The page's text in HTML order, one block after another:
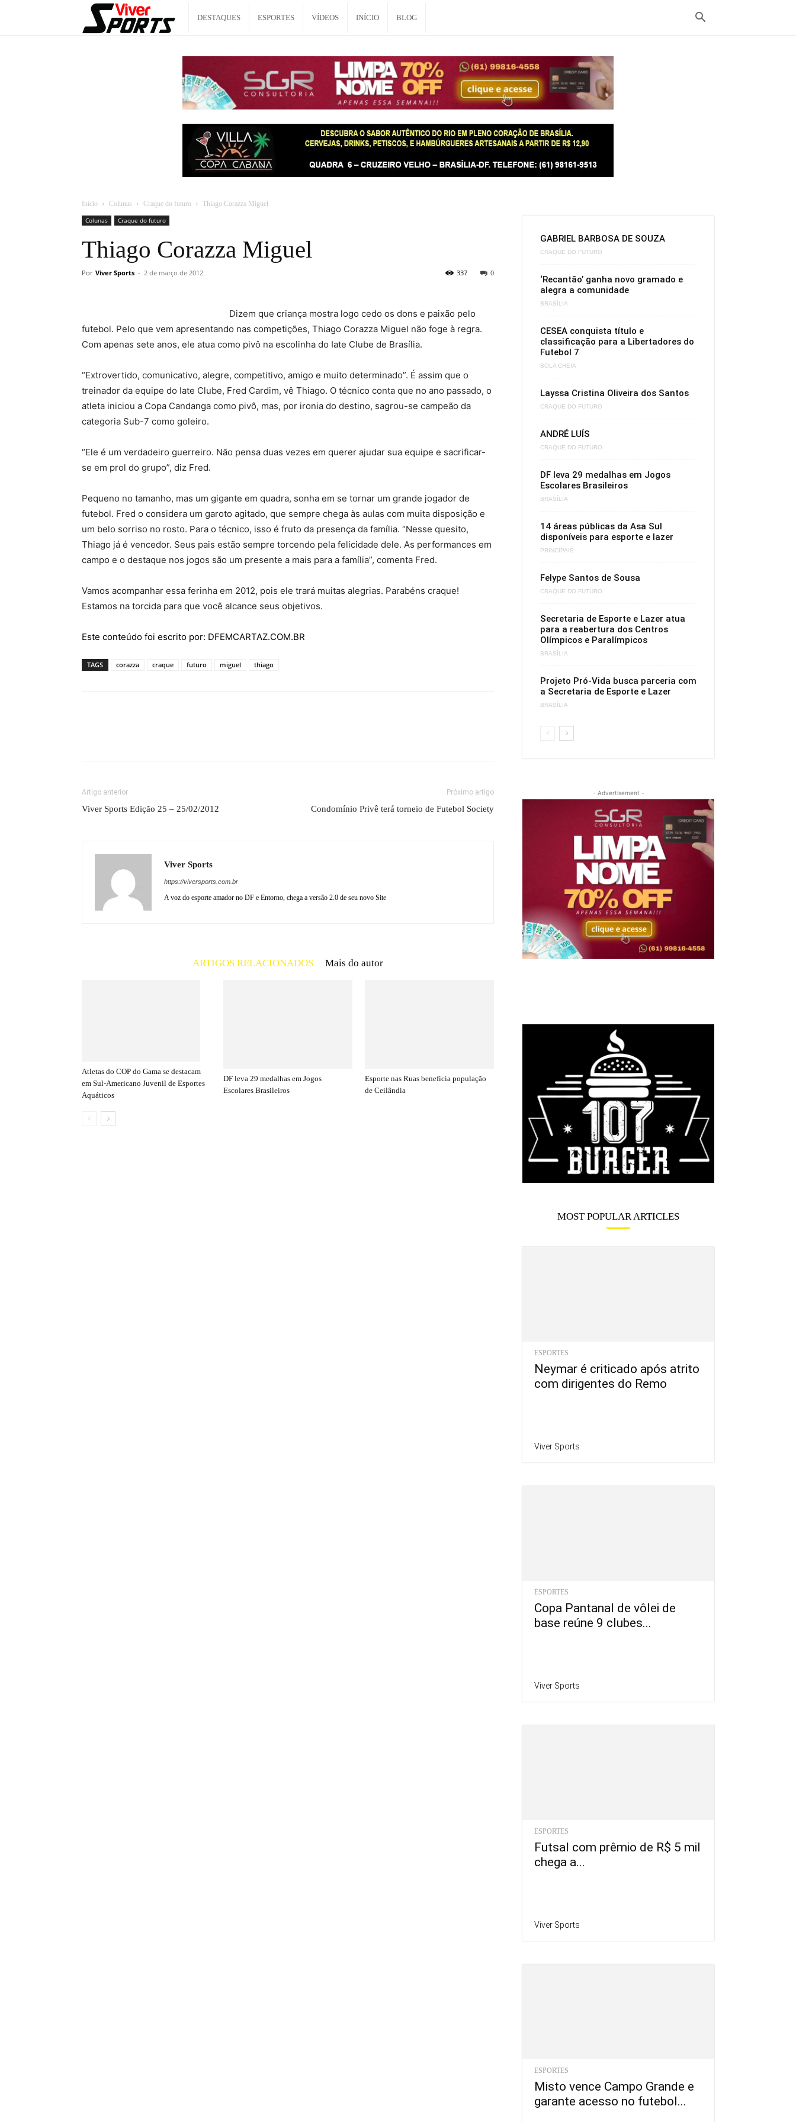
Viver
DESTAQUES ESPORTES VÍDEOS INÍCIO BLOG
Início Colunas Craque do futuro
Thiago Corazza Miguel
Colunas
Craque do futuro
Thiago Corazza Miguel
Por Viver Sports - 2 de março de 2012 0
337
Dizem que criança mostra logo cedo os dons e paixão pelo
futebol. Pelo que vem apresentando nas competições, Thiago Corazza Miguel não foge à regra.
Com apenas sete anos, ele atua como pivô na escolinha do Iate Clube de Brasília.
“Extrovertido, comunicativo, alegre, competitivo, amigo e muito determinado”. É assim que o
treinador da equipe do Iate Clube, Fred Cardim, vê Thiago. O técnico conta que no ano passado, o
atleta iniciou a Copa Candanga como pivô, mas, por ironia do destino, sagrou-se campeão da
categoria Sub-7 como goleiro.
“Ele é um verdadeiro guerreiro. Não pensa duas vezes em querer ajudar sua equipe e sacrificar-
se em prol do grupo”, diz Fred.
Pequeno no tamanho, mas um gigante em quadra, sonha em se tornar um grande jogador de
futebol. Fred o considera um garoto agitado, que sempre chega às aulas com muita disposição e
um belo sorriso no rosto. Para o técnico, isso é fruto da presença da família. “Nesse quesito,
Thiago já é vencedor. Seus pais estão sempre torcendo pela felicidade dele. As performances em
campo e o destaque nos jogos são um presente a mais para a família”, comenta Fred.
Vamos acompanhar essa ferinha em 2012, pois ele trará muitas alegrias. Parabéns craque!
Estamos na torcida para que você alcance seus objetivos.
Este conteúdo foi escrito por: DFEMCARTAZ.COM.BR
TAGS corazza craque futuro miguel thiago
Artigo anterior
Viver Sports Edição 25 – 25/02/2012
Próximo artigo
Condomínio Privê terá torneio de Futebol Society
Viver Sports
https://viversports.com.br
A voz do esporte amador no DF e Entorno, chega a versão 2.0 de seu novo Site
ARTIGOS RELACIONADOS Mais do autor
Atletas do COP do Gama se destacam
em Sul-Americano Juvenil de Esportes
Aquáticos
DF leva 29 medalhas em Jogos
Escolares Brasileiros
Esporte nas Ruas beneficia população
de Ceilândia
GABRIEL BARBOSA DE SOUZA
CRAQUE DO FUTURO
‘Recantão’ ganha novo gramado e
alegra a comunidade
BRASÍLIA
CESEA conquista título e
classificação para a Libertadores do
Futebol 7
BOLA CHEIA
Layssa Cristina Oliveira dos Santos
CRAQUE DO FUTURO
ANDRÉ LUÍS
CRAQUE DO FUTURO
DF leva 29 medalhas em Jogos
Escolares Brasileiros
BRASÍLIA
14 áreas públicas da Asa Sul
disponíveis para esporte e lazer
PRINCIPAIS
Felype Santos de Sousa
CRAQUE DO FUTURO
Secretaria de Esporte e Lazer atua
para a reabertura dos Centros
Olímpicos e Paralímpicos
BRASÍLIA
Projeto Pró-Vida busca parceria com
a Secretaria de Esporte e Lazer
BRASÍLIA
- Advertisement -
MOST POPULAR ARTICLES
ESPORTES
Neymar é criticado após atrito
com dirigentes do Remo
Viver Sports
ESPORTES
Copa Pantanal de vôlei de
base reúne 9 clubes...
Viver Sports
ESPORTES
Futsal com prêmio de R$ 5 mil
chega a...
Viver Sports
ESPORTES
Misto vence Campo Grande e
garante acesso no futebol...